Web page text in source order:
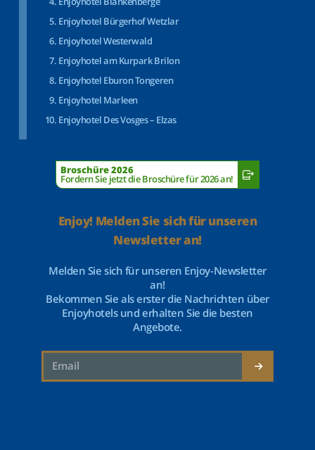
Enjoyhotel Bürgerhof Wetzlar
Enjoyhotel Westerwald
Enjoyhotel am Kurpark Brilon
Enjoyhotel Eburon Tongeren
Enjoyhotel Marleen
Enjoyhotel Des Vosges – Elzas
Broschüre 2026
Fordern Sie jetzt die Broschüre für 2026 an!
Enjoy! Melden Sie sich für unseren
Newsletter an!
Melden Sie sich für unseren Enjoy-Newsletter
an!
Bekommen Sie als erster die Nachrichten über
Enjoyhotels und erhalten Sie die besten
Angebote.